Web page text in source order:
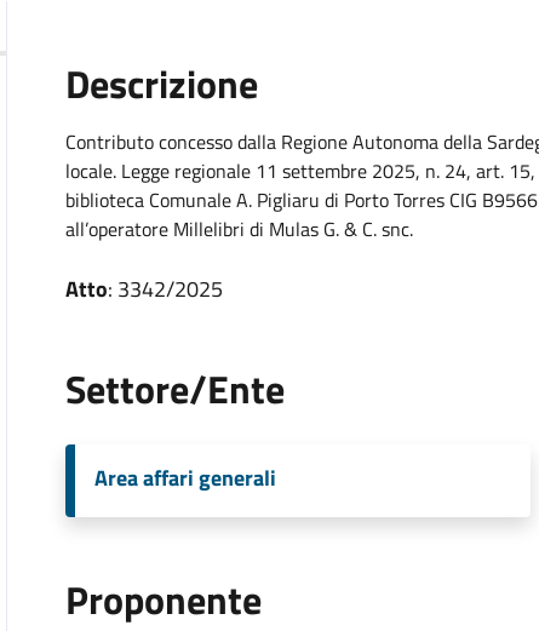
Descrizione
Contributo concesso dalla Regione Autonoma della
locale. Legge regionale 11 settembre 2025, n. 24, art.
biblioteca Comunale A. Pigliaru di Porto Torres CIG
all’operatore Millelibri di Mulas G. & C. snc.
Atto: 3342/2025
Settore/Ente
Area affari generali
Proponente